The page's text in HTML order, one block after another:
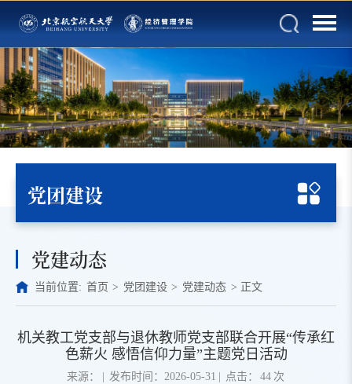
党团建设
党建动态
当前位置: 首页 > 党团建设 > 党建动态 > 正文
机关教工党支部与退休教师党支部联合开展“传承红
色薪火 感悟信仰力量”主题党日活动
来源： 发布时间：2026-05-31 点击： 44 次